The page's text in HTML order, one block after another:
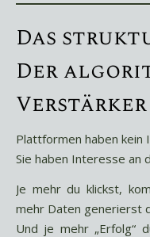
Das
Der
Verstärker
Plattformen haben kein
Sie haben Interesse an
Je mehr du klickst,
mehr Daten generierst
Und je mehr „Erfolg“